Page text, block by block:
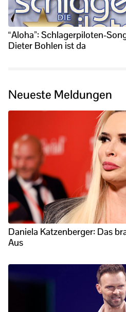
“Aloha”: Schlagerpiloten-
Dieter Bohlen ist da
Neueste Meldungen
Daniela Katzenberger: Das
Aus